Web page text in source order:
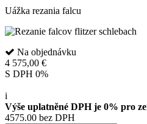
Uážka rezania falcu
Na objednávku
4 575,00 €
S DPH 0%
i
Výše uplatněné DPH je 0% pro
4575.00 bez DPH